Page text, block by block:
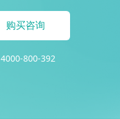
购买咨询
4000-800-392